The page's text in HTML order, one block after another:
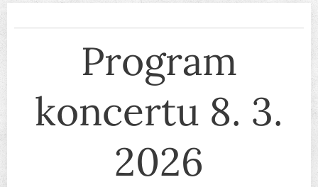
Program
koncertu 8. 3.
2026